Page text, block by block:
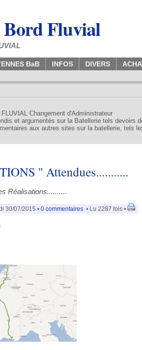
Fluvial
BaB INFOS DIVERS
Changement d'Administrateur
et argumentés sur la Batellerie tels
aux autres sites sur la batellerie, tels
" Attendues...........
Réalisations..........
30/07/2015 • 0 commentaires • Lu 2287 fois •